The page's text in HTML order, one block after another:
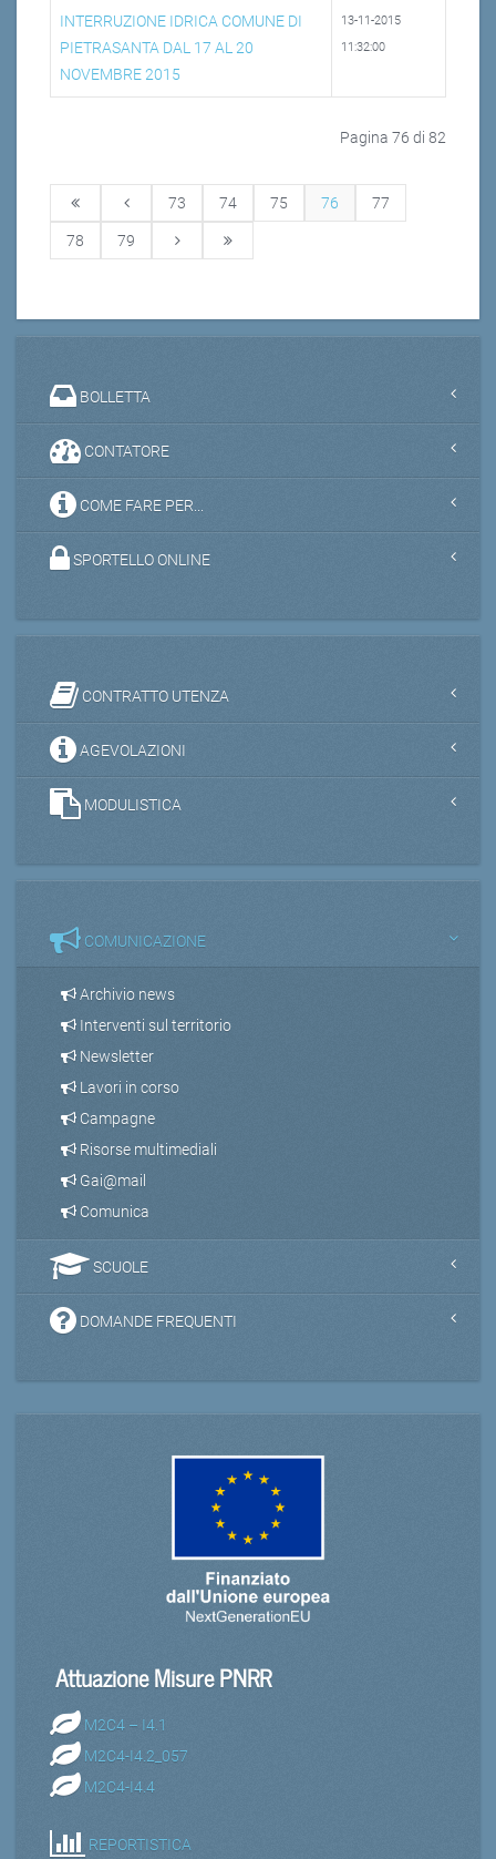
INTERRUZIONE IDRICA COMUNE DI
PIETRASANTA DAL 17 AL 20
NOVEMBRE 2015
13-11-2015
11:32:00
Pagina 76 di 82
73 74 75 76 77
78 79
BOLLETTA
CONTATORE
COME FARE PER...
SPORTELLO ONLINE
CONTRATTO UTENZA
AGEVOLAZIONI
MODULISTICA
COMUNICAZIONE
Archivio news
Interventi sul territorio
Newsletter
Lavori in corso
Campagne
Risorse multimediali
Gai@mail
Comunica
SCUOLE
DOMANDE FREQUENTI
Attuazione Misure PNRR
M2C4 – I4.1
M2C4-I4.2_057
M2C4-I4.4
REPORTISTICA